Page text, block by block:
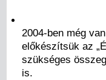
2004-ben még
előkészítsük az
szükséges
is.